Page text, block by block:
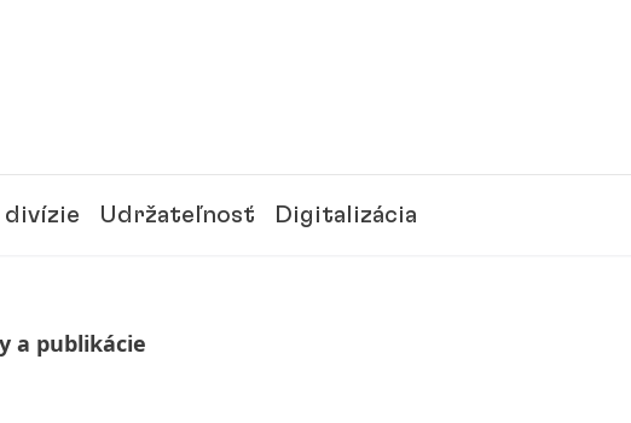
divízie Udržateľnosť Digitalizácia
a publikácie